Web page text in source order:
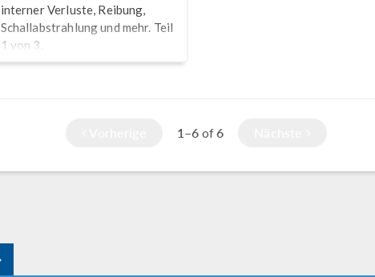
interner Verluste, Reibung,
Schallabstrahlung und mehr. Teil
1 von 3.
1–6 of6